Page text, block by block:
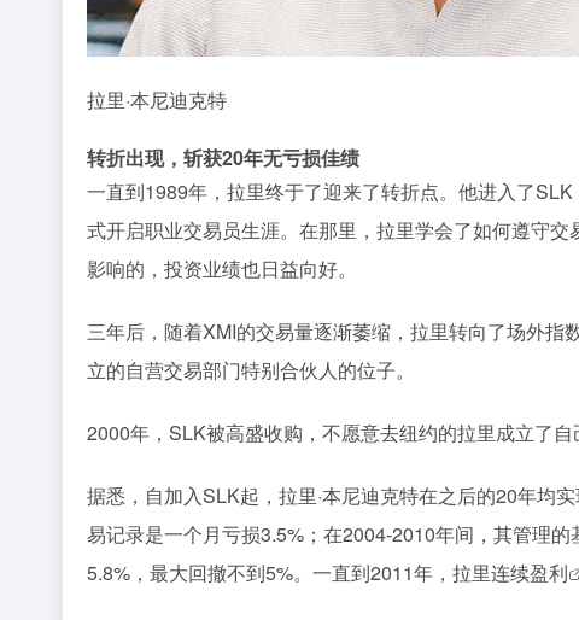
拉里·本尼迪克特
转折出现，斩获20年无亏损佳绩
一直到1989年，拉里终于了迎来了转折点。他进入了
式开启职业交易员生涯。在那里，拉里学会了如何遵守
影响的，投资业绩也日益向好。
三年后，随着XMI的交易量逐渐萎缩，拉里转向了场外
立的自营交易部门特别合伙人的位子。
2000年，SLK被高盛收购，不愿意去纽约的拉里成立了
据悉，自加入SLK起，拉里·本尼迪克特在之后的20年均
易记录是一个月亏损3.5%；在2004-2010年间，其管理
5.8%，最大回撤不到5%。一直到2011年，拉里连续盈利